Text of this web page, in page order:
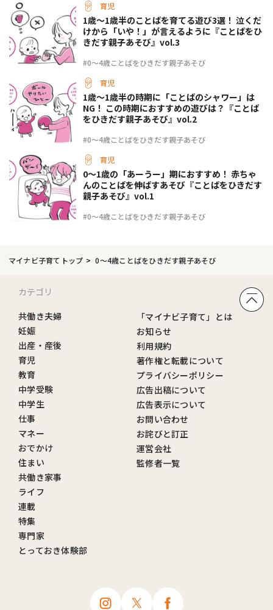
育児
#0～4歳ことばをひきだす親子あそび
1歳～1歳半のことばを育てる遊び3選！ 泣くだ
けから「いや！」が言えるように『ことばをひ
きだす親子あそび』vol.3
育児
#0～4歳ことばをひきだす親子あそび
1歳～1歳半の時期に「ことばのシャワー」は
NG！ この時期におすすめの遊びは？『ことば
をひきだす親子あそび』vol.2
育児
#0～4歳ことばをひきだす親子あそび
0～1歳の「あーうー」期におすすめ！ 赤ちゃ
んのことばを伸ばすあそび『ことばをひきだす
親子あそび』vol.1
マイナビ子育てトップ 0～4歳ことばをひきだす親子あそび
カテゴリ
共働き夫婦
妊娠
出産・産後
育児
教育
中学受験
中学生
仕事
マネー
おでかけ
住まい
共働き家事
ライフ
連載
特集
専門家
とっておき体験部
「マイナビ子育て」とは
お知らせ
利用規約
著作権と転載について
プライバシーポリシー
広告出稿について
広告表示について
お問い合わせ
お詫びと訂正
運営会社
監修者一覧